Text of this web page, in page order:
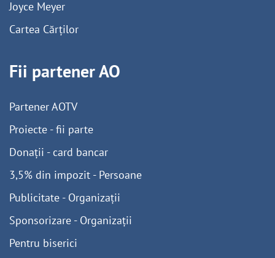
Joyce Meyer
Cartea Cărților
Fii partener AO
Partener AOTV
Proiecte - fii parte
Donații - card bancar
3,5% din impozit - Persoane
Publicitate - Organizații
Sponsorizare - Organizații
Pentru biserici